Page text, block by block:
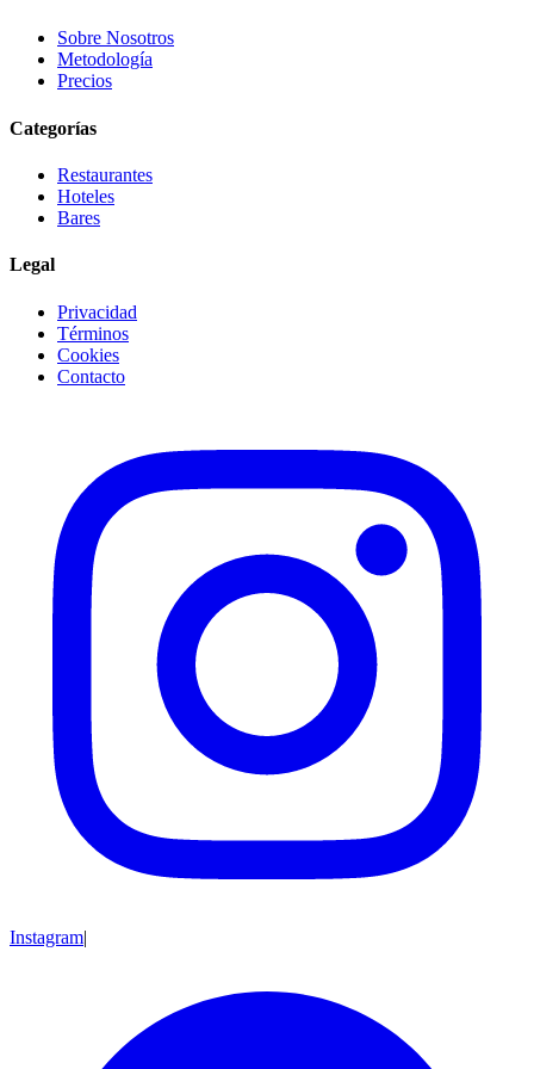
Sobre Nosotros
Metodología
Precios
Categorías
Restaurantes
Hoteles
Bares
Legal
Privacidad
Términos
Cookies
Contacto
Instagram|